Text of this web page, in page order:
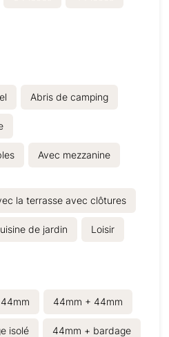
Abris de camping
Avec mezzanine
la terrasse avec clôtures
de jardin Loisir
44mm 44mm + 44mm
isolé 44mm + bardage